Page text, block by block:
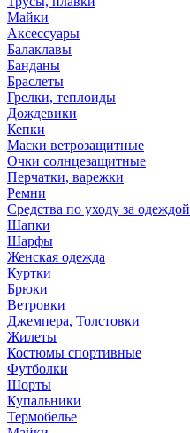
Майки
Аксессуары
Балаклавы
Банданы
Браслеты
Грелки, теплоиды
Дождевики
Кепки
Маски ветрозащитные
Очки солнцезащитные
Перчатки, варежки
Ремни
Средства по уходу за одеждой
Шапки
Шарфы
Женская одежда
Куртки
Брюки
Ветровки
Джемпера, Толстовки
Жилеты
Костюмы спортивные
Футболки
Шорты
Купальники
Термобелье